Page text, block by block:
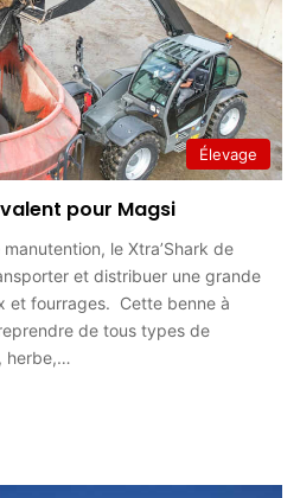
Élevage
pour Magsi
le Xtra’Shark de
et distribuer une grande
et fourrages. Cette benne à
de tous types de
herbe,…